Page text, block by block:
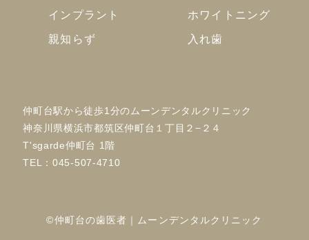
インプラント
ホワイトニング
親知らず
入れ歯
仲町台駅から徒歩1分のムーンデンタルクリニック
神奈川県横浜市都筑区仲町台１丁目２−２４
T'sgarde仲町台 1階
TEL：045-507-4710
©仲町台の歯医者｜ムーンデンタルクリニック